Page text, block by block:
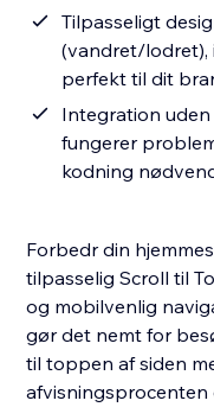
Tilpasseligt
(vandret/lodret),
perfekt til dit
Integration
fungerer
kodning
Forbedr din
tilpasselig Scroll til
og mobilvenlig
gør det nemt for
til toppen af siden